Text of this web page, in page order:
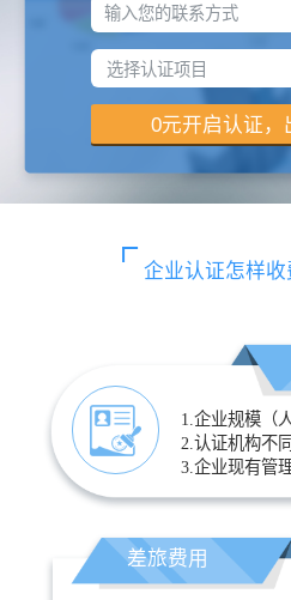
输入您的联系方式
企业认证怎样收
1.企业规模（
2.认证机构不
3.企业现有管
差旅费用